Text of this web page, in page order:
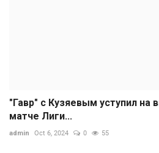
"Гавр" с Кузяевым уступил на
матче Лиги...
admin Oct 6, 2024 0 55